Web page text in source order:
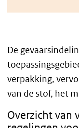
De
verpakking,
van de stof, het
Overzicht van